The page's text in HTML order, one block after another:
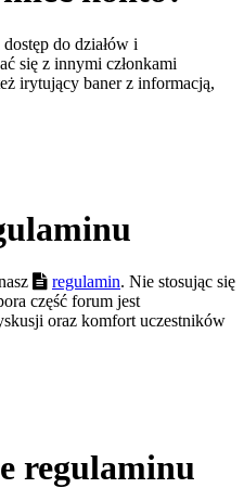
dostęp do działów i
się z innymi członkami
irytujący baner z informacją,
regulamin. Nie stosując się
część forum jest
oraz komfort uczestników
regulaminu